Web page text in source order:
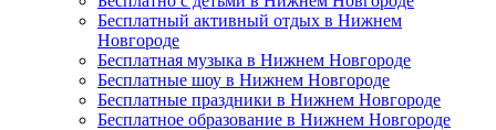
Бесплатный активный отдых в Нижнем
Новгороде
Бесплатная музыка в Нижнем Новгороде
Бесплатные шоу в Нижнем Новгороде
Бесплатные праздники в Нижнем Новгороде
Бесплатное образование в Нижнем Новгороде